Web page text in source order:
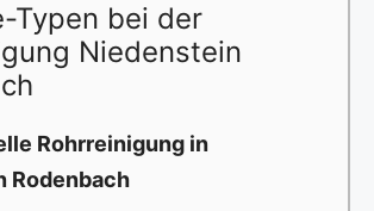
Typen bei der
Niedenstein
Rohrreinigung in
Rodenbach